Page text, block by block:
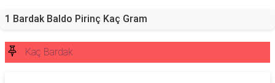
1 Bardak Baldo Pirinç Kaç Gram
Kaç Bardak